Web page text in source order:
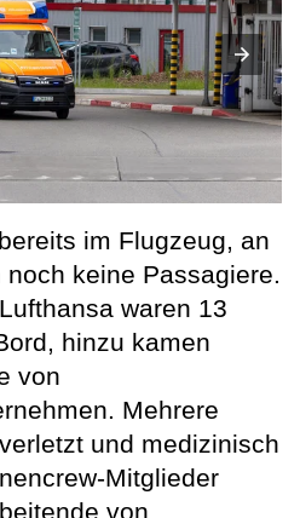
im Flugzeug, an
keine Passagiere.
waren 13
hinzu kamen
von
Mehrere
und medizinisch
Mitglieder
von